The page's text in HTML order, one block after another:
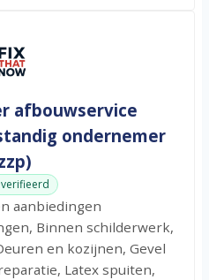
afbouwservice
ondernemer
aanbiedingen
Binnen schilderwerk,
en kozijnen, Gevel
Latex spuiten,